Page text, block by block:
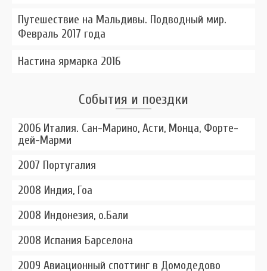
Путешествие на Мальдивы. Подводный мир.
Февраль 2017 года
Настина ярмарка 2016
События и поездки
2006 Италия. Сан-Марино, Асти, Монца, Форте-
дей-Марми
2007 Португалия
2008 Индия, Гоа
2008 Индонезия, о.Бали
2008 Испания Барселона
2009 Авиационный споттинг в Домодедово